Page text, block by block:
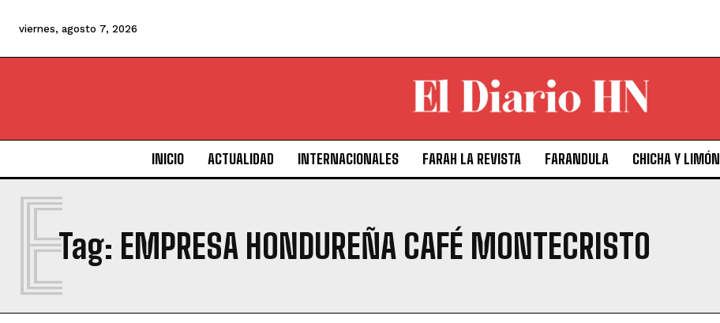
viernes, agosto 7, 2026
INICIO ACTUALIDAD INTERNACIONALES FARAH LA REVISTA FARANDULA CHICHA Y LIMÓN
Tag: EMPRESA HONDUREÑA CAFÉ MONTECRISTO
E